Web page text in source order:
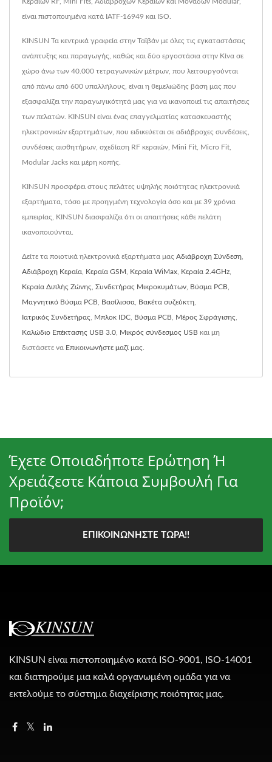
είναι πιστοποιημένα κατά IATF-16949 και ISO.
KINSUN Τα κεντρικά γραφεία στην Ταϊβάν με όλες τις εγκαταστάσεις
ανάπτυξης και παραγωγής, καθώς και δύο εργοστάσια στην Κίνα σε
χώρο άνω των 40.000 τετραγωνικών μέτρων, που λειτουργούνται
από πάνω από 600 υπαλλήλους, είναι η θεμελιώδης βάση μας που
εξασφαλίζει την παραγωγικότητά μας για να ικανοποιεί τις απαιτήσεις
των πελατών. KINSUN είναι ένας επαγγελματίας κατασκευαστής
ηλεκτρονικών εξαρτημάτων, που ειδικεύεται σε αδιάβροχες συνδέσεις,
συνδέσεις αισθητήρων, σχεδίαση RF κεραιών, Mini Fit, Micro Fit,
Modular Jacks και μέρη κοπής.
KINSUN προσφέρει στους πελάτες υψηλής ποιότητας ηλεκτρονικά
εξαρτήματα, τόσο με προηγμένη τεχνολογία όσο και με 39 χρόνια
εμπειρίας, KINSUN διασφαλίζει ότι οι απαιτήσεις κάθε πελάτη
ικανοποιούνται.
Δείτε τα ποιοτικά ηλεκτρονικά εξαρτήματα μας Αδιάβροχη Σύνδεση
Αδιάβροχη Κεραία Κεραία GSM Κεραία WiMax Κεραία 2.4GHz
Κεραία Διπλής Ζώνης Συνδετήρας Μικροκυμάτων Βύσμα PCB
Μαγνητικό Βύσμα PCB Βασίλισσα Βακέτα συζεύκτη
Ιατρικός Συνδετήρας Μπλοκ IDC Βύσμα PCB Μέρος Σφράγισης
Καλώδιο Επέκτασης USB 3.0 Μικρός σύνδεσμος USB και μη
διστάσετε να Επικοινωνήστε μαζί μας
Έχετε Οποιαδήποτε Ερώτηση Ή
Χρειάζεστε Κάποια Συμβουλή Για
Προϊόν;
ΕΠΙΚΟΙΝΩΝΉΣΤΕ ΤΏΡΑ!!
KINSUN είναι πιστοποιημένο κατά ISO-9001, ISO-14001
και διατηρούμε μια καλά οργανωμένη ομάδα για να
εκτελούμε το σύστημα διαχείρισης ποιότητας μας.